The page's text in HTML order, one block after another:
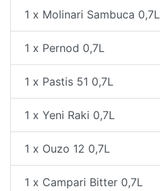
1 x Molinari Sambuca 0,7L
1 x Pernod 0,7L
1 x Pastis 51 0,7L
1 x Yeni Raki 0,7L
1 x Ouzo 12 0,7L
1 x Campari Bitter 0,7L